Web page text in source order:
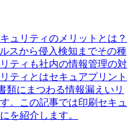
ュリティのメリットとは？
スから侵入検知までその種
ティも社内の情報管理の対
ティとはセキュアプリント
類にまつわる情報漏えいリ
。この記事では印刷セキュ
を紹介します。